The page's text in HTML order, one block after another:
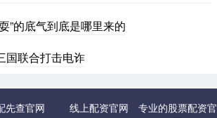
”的底气到底是哪里来的
国联合打击电诈
先查官网 线上配资官网
专业的股票配资官